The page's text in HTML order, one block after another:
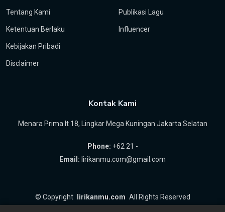
Tentang Kami
Ketentuan Berlaku
Kebijakan Pribadi
Disclaimer
Publikasi Lagu
Influencer
Kontak Kami
Menara Prima lt 18, Lingkar Mega Kuningan Jakarta Selatan
Phone: +62 21 -
Email: lirikanmu.com@gmail.com
© Copyright lirikanmu.com All Rights Reserved